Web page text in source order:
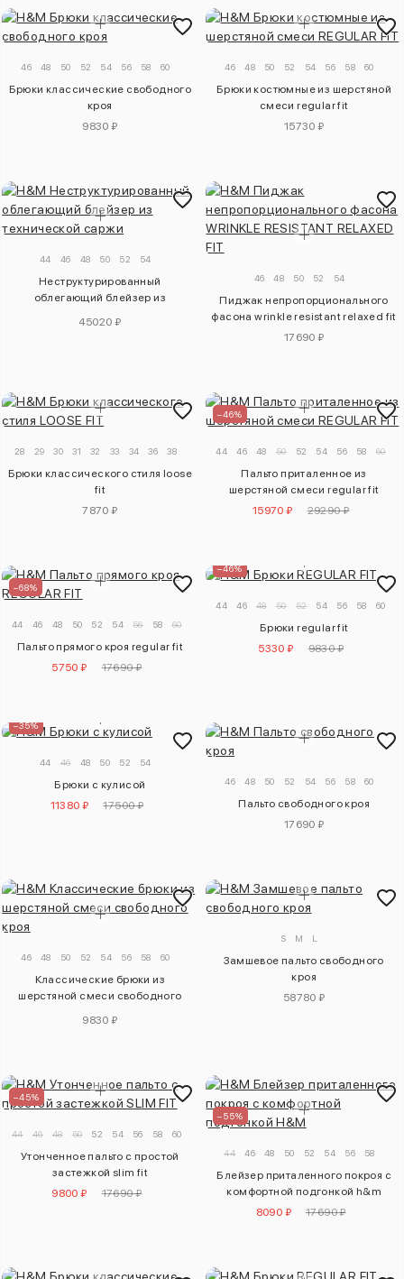
46 48 50 52 54 56 58 60
Брюки классические свободного
кроя
9830 ₽
46 48 50 52 54 56 58 60
Брюки костюмные из шерстяной
смеси regular fit
15730 ₽
44 46 48 50 52 54
Неструктурированный
облегающий блейзер из
45020 ₽
46 48 50 52 54
Пиджак непропорционального
фасона wrinkle resistant relaxed fit
17690 ₽
28 29 30 31 32 33 34 36 38
Брюки классического стиля loose
fit
7870 ₽
–46%
44 46 48 50 52 54 56 58 60
Пальто приталенное из
шерстяной смеси regular fit
15970 ₽
29290 ₽
–68%
44 46 48 50 52 54 56 58 60
Пальто прямого кроя regular fit
5750 ₽
17690 ₽
–46%
44 46 48 50 52 54 56 58 60
Брюки regular fit
5330 ₽
9830 ₽
–35%
44 46 48 50 52 54
Брюки с кулисой
11380 ₽
17500 ₽
46 48 50 52 54 56 58 60
Пальто свободного кроя
17690 ₽
46 48 50 52 54 56 58 60
Классические брюки из
шерстяной смеси свободного
9830 ₽
S M L
Замшевое пальто свободного
кроя
58780 ₽
–45%
44 46 48 50 52 54 56 58 60
Утонченное пальто с простой
застежкой slim fit
9800 ₽
17690 ₽
–55%
44 46 48 50 52 54 56 58
Блейзер приталенного покроя с
комфортной подгонкой h&m
8090 ₽
17690 ₽